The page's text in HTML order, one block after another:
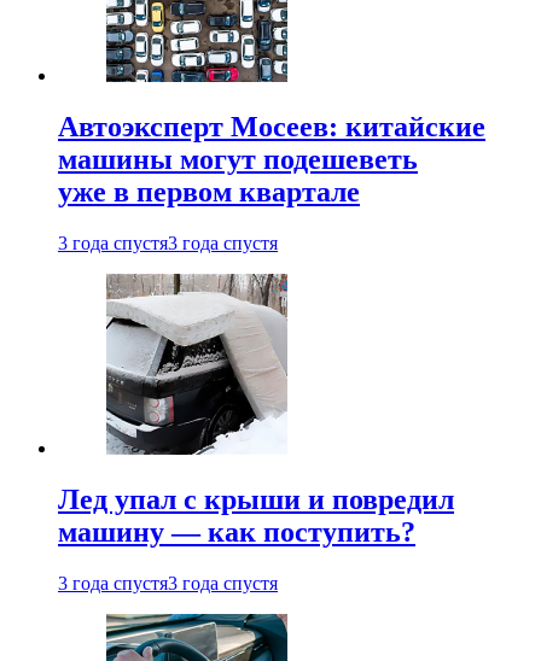
Автоэксперт Мосеев: китайские
машины могут подешеветь
уже в первом квартале
3 года спустя3 года спустя
Лед упал с крыши и повредил
машину — как поступить?
3 года спустя3 года спустя